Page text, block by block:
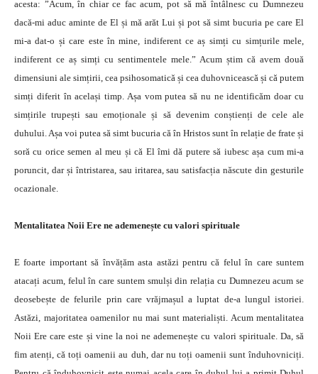
acesta: ”Acum, în chiar ce fac acum, pot să mă întâlnesc cu Dumnezeu
dacă-mi aduc aminte de El și mă arăt Lui și pot să simt bucuria pe care El
mi-a dat-o și care este în mine, indiferent ce aș simți cu simțurile mele,
indiferent ce aș simți cu sentimentele mele.” Acum știm că avem două
dimensiuni ale simțirii, cea psihosomatică și cea duhovnicească și că putem
simți diferit în același timp. Așa vom putea să nu ne identificăm doar cu
simțirile trupești sau emoționale și să devenim conștienți de cele ale
duhului. Așa voi putea să simt bucuria că în Hristos sunt în relație de frate și
soră cu orice semen al meu și că El îmi dă putere să iubesc așa cum mi-a
poruncit, dar și întristarea, sau iritarea, sau satisfacția născute din gesturile
ocazionale.
Mentalitatea Noii Ere ne ademenește cu valori spirituale
E foarte important să învățăm asta astăzi pentru că felul în care suntem
atacați acum, felul în care suntem smulși din relația cu Dumnezeu acum se
deosebește de felurile prin care vrăjmașul a luptat de-a lungul istoriei.
Astăzi, majoritatea oamenilor nu mai sunt materialiști. Acum mentalitatea
Noii Ere care este și vine la noi ne ademenește cu valori spirituale. Da, să
fim atenți, că toți oamenii au duh, dar nu toți oamenii sunt înduhovniciți.